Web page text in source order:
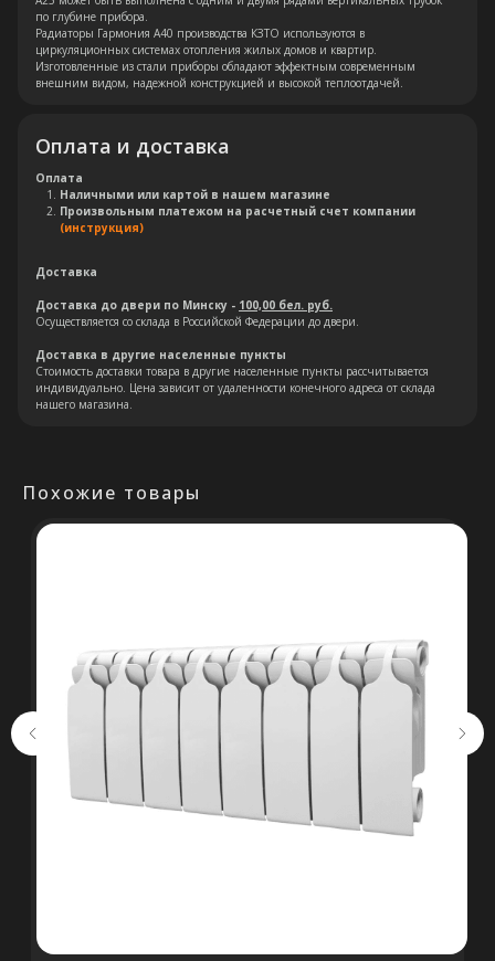
по глубине прибора.
Радиаторы Гармония А40 производства КЗТО используются в
циркуляционных системах отопления жилых домов и квартир.
Изготовленные из стали приборы обладают эффектным современным
внешним видом, надежной конструкцией и высокой теплоотдачей.
Оплата и доставка
Оплата
Наличными или картой в нашем магазине
Произвольным платежом на расчетный счет компании
(инструкция)
Доставка
Доставка до двери по Минску - 100,00 бел. руб.
Осуществляется со склада в Российской Федерации до двери.
Доставка в другие населенные пункты
Стоимость доставки товара в другие населенные пункты рассчитывается
индивидуально. Цена зависит от удаленности конечного адреса от склада
нашего магазина.
Похожие товары
Остались вопросы?
Оставьте свои контакты. Наш
специалист свяжется с Вами в
кратчайшие сроки. Мы знаем
правильный выбор.
Консультация
692071529, р/с BY38 ALFA 3012 2327
5000 2027 0000, в ЗАО «Альфа-Банк»,
код ALFABY2X, 220013 г. Минск, ул.
Сурганова, 43-47